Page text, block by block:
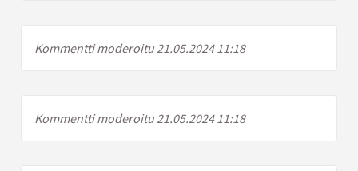
Kommentti moderoitu 21.05.2024 11:18
Kommentti moderoitu 21.05.2024 11:18